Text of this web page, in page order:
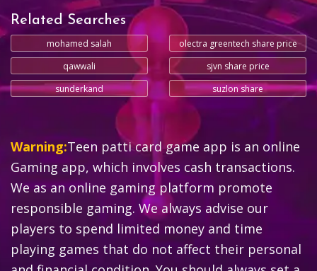
Related Searches
mohamed salah
olectra greentech share price
qawwali
sjvn share price
sunderkand
suzlon share
Warning:Teen patti card game app is an online
Gaming app, which involves cash transactions.
We as an online gaming platform promote
responsible gaming. We always advise our
players to spend limited money and time
playing games that do not affect their personal